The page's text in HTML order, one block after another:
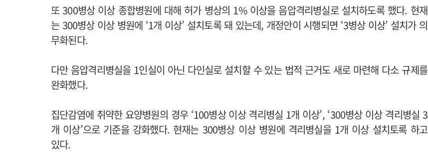
또 300병상 이상 종합병원에 대해 허가 병상의 1% 이상을 음압격리병실로 설치하도록 했다. 현재
는 300병상 이상 병원에 ‘1개 이상’ 설치토록 돼 있는데, 개정안이 시행되면 ‘3병상 이상’ 설치가 의
무화된다.
다만 음압격리병실을 1인실이 아닌 다인실로 설치할 수 있는 법적 근거도 새로 마련해 다소 규제를
완화했다.
집단감염에 취약한 요양병원의 경우 ‘100병상 이상 격리병실 1개 이상’, ‘300병상 이상 격리병실 3
개 이상’으로 기준을 강화했다. 현재는 300병상 이상 병원에 격리병실을 1개 이상 설치토록 하고
있다.